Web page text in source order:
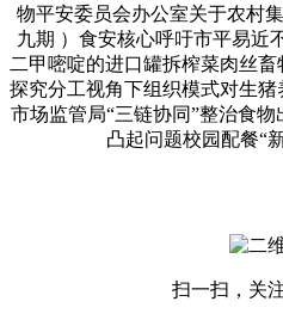
物平安委员会办公室关于农村
九期 ）食安核心呼吁市平易近
二甲嘧啶的进口罐拆榨菜肉丝
探究分工视角下组织模式对生
市场监管局“三链协同”整治食
凸起问题校园配餐“
扫一扫，关